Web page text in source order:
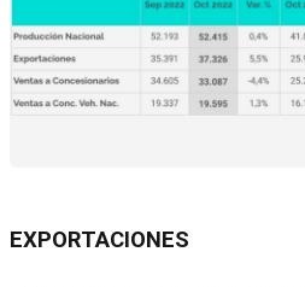
EXPORTACIONES